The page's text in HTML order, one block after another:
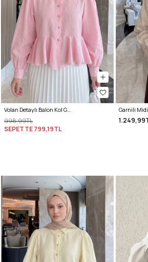
Volan Detaylı Balon Kol Gömlek Y0095 - PEMBE
998,99TL
SEPETTE799,19TL